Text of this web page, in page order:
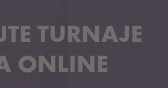
TURNAJE
ONLINE